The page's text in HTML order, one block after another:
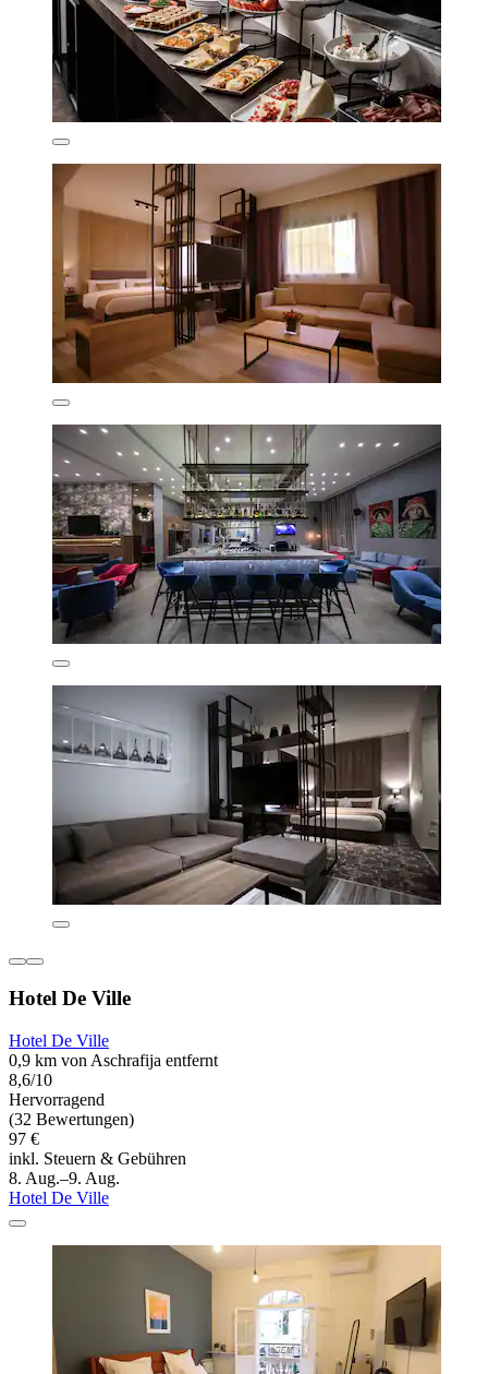
Hotel De Ville
Hotel De Ville
0,9 km von Aschrafija entfernt
8,6/10
Hervorragend
(32 Bewertungen)
97 €
inkl. Steuern & Gebühren
8. Aug.–9. Aug.
Hotel De Ville